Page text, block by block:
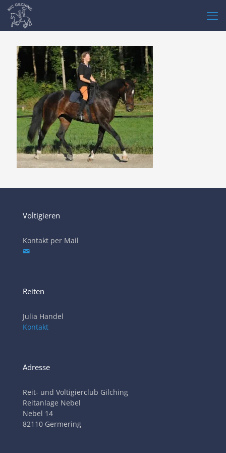
Voltigieren
Kontakt per Mail
Reiten
Julia Handel
Kontakt
Adresse
Reit- und Voltigierclub Gilching
Reitanlage Nebel
Nebel 14
82110 Germering